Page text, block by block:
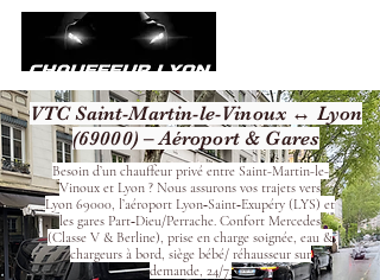
VTC Saint-Martin-le-Vinoux ↔ Lyon
(69000) – Aéroport & Gares
Besoin d’un chauffeur privé entre Saint-Martin-le-
Vinoux et Lyon ? Nous assurons vos trajets vers
Lyon 69000, l’aéroport Lyon‑Saint‑Exupéry (LYS) et
les gares Part‑Dieu/Perrache. Confort Mercedes
(Classe V & Berline), prise en charge soignée, eau &
chargeurs à bord, siège bébé/ réhausseur sur
demande, 24/7.